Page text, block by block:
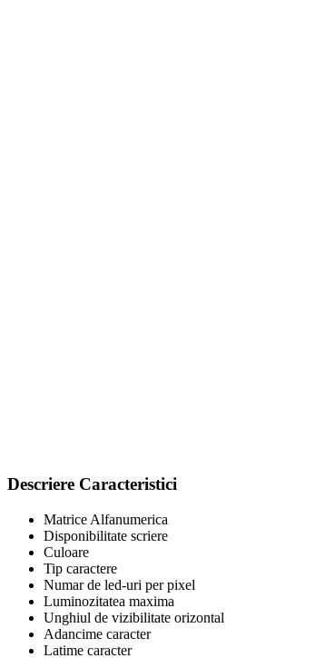
Descriere Caracteristici
Matrice Alfanumerica
Disponibilitate scriere
Culoare
Tip caractere
Numar de led-uri per pixel
Luminozitatea maxima
Unghiul de vizibilitate orizontal
Adancime caracter
Latime caracter